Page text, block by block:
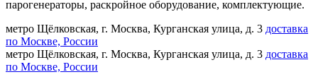
парогенераторы, раскройное оборудование, комплектующие.
метро Щёлковская, г. Москва, Курганская улица, д. 3 доставка
по Москве, России
метро Щёлковская, г. Москва, Курганская улица, д. 3 доставка
по Москве, России